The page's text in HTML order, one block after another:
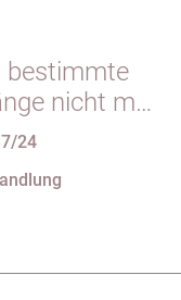
bestimmte
nicht mit
24